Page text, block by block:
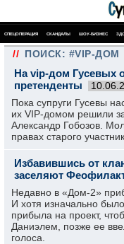
СПЕЦОПЕРАЦИЯ СКАНДАЛЫ ШОУ-БИЗНЕС
// ПОИСК: #VIP-ДОМ
На vip-дом Гусевых
претенденты
Пока супруги Гусевы
их VIP-домом решили
Александр Гобозов.
правах старого
Избавившись от
заселяют
Недавно в «Дом-2»
И хотя изначально
прибыла на проект,
Даниэлем, позже ее
голоса.